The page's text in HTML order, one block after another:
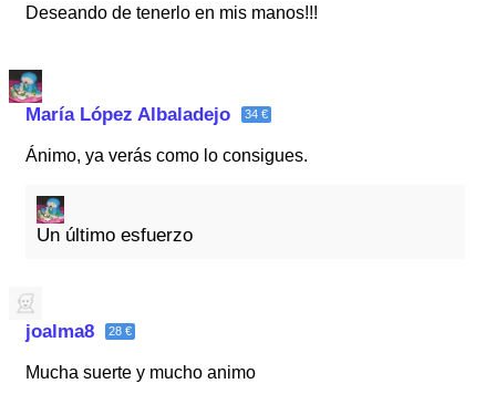
Deseando de tenerlo en mis manos!!!
María López Albaladejo 34 €
Ánimo, ya verás como lo consigues.
Un último esfuerzo
joalma8 28 €
Mucha suerte y mucho animo